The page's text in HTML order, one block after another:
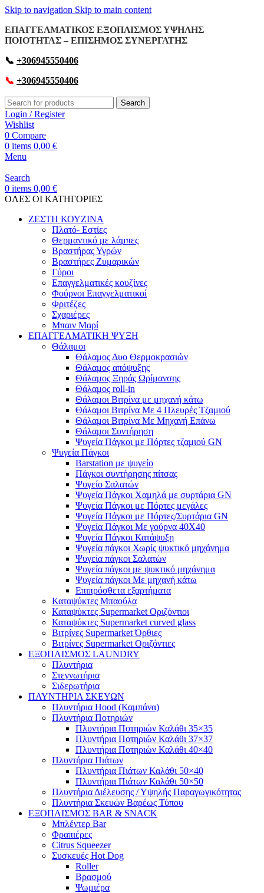
Skip to navigation Skip to main content
ΕΠΑΓΓΕΛΜΑΤΙΚΟΣ ΕΞΟΠΛΙΣΜΟΣ ΥΨΗΛΗΣ
ΠΟΙΟΤΗΤΑΣ – ΕΠΙΣΗΜΟΣ ΣΥΝΕΡΓΑΤΗΣ
📞 +306945550406
📞 +306945550406
Search
Login / Register
Wishlist
0 Compare
0 items 0,00 €
Menu
Search
0 items 0,00 €
OΛΕΣ ΟΙ ΚΑΤΗΓΟΡΙΕΣ
ΖΕΣΤΗ ΚΟΥΖΙΝΑ
Πλατό- Εστίες
Θερμαντικό με λάμπες
Βραστήρας Υγρών
Βραστήρες Ζυμαρικών
Γύροι
Επαγγελματικές κουζίνες
Φούρνοι Επαγγελματικοί
Φριτέζες
Σχαριέρες
Μπαιν Μαρί
ΕΠΑΓΓΕΛΜΑΤΙΚΗ ΨΥΞΗ
Θάλαμοι
Θάλαμος Δυο Θερμοκρασιών
Θάλαμος απόψυξης
Θάλαμος Ξηράς Ωρίμανσης
Θάλαμος roll-in
Θάλαμοι Βιτρίνα με μηχανή κάτω
Θάλαμοι Βιτρίνα Με 4 Πλευρές Τζαμιού
Θάλαμοι Βιτρίνα Με Μηχανή Επάνω
Θάλαμοι Συντήρηση
Ψυγεία Πάγκοι με Πόρτες τζαμιού GN
Ψυγεία Πάγκοι
Barstation με ψυγείο
Πάγκοι συντήρησης πίτσας
Ψυγείο Σαλατών
Ψυγεία Πάγκοι Χαμηλά με συρτάρια GN
Ψυγεία Πάγκοι με Πόρτες μεγάλες
Ψυγεία Πάγκοι με Πόρτες/Συρτάρια GN
Ψυγεία Πάγκοι Με γούρνα 40Χ40
Ψυγεία Πάγκοι Κατάψυξη
Ψυγεία πάγκοι Χωρίς ψυκτικό μηχάνημα
Ψυγεία πάγκοι Σαλατών
Ψυγεία πάγκοι με ψυκτικό μηχάνημα
Ψυγεία πάγκοι Με μηχανή κάτω
Επιπρόσθετα εξαρτήματα
Καταψύκτες Μπαούλα
Καταψύκτες Supermarket Οριζόντιοι
Καταψύκτες Supermarket curved glass
Βιτρίνες Supermarket Όρθιες
Βιτρίνες Supermarket Οριζόντιες
ΕΞΟΠΛΙΣΜΟΣ LAUNDRY
Πλυντήρια
Στεγνωτήρια
Σιδερωτήρια
ΠΛΥΝΤΗΡΙΑ ΣΚΕΥΩΝ
Πλυντήρια Hood (Καμπάνα)
Πλυντήρια Ποτηριών
Πλυντήρια Ποτηριών Καλάθι 35×35
Πλυντήρια Ποτηριών Καλάθι 37×37
Πλυντήρια Ποτηριών Καλάθι 40×40
Πλυντήρια Πιάτων
Πλυντήρια Πιάτων Καλάθι 50×40
Πλυντήρια Πιάτων Καλάθι 50×50
Πλυντήρια Διέλευσης / Υψηλής Παραγωγικότητας
Πλυντήρια Σκευών Βαρέως Τύπου
ΕΞΟΠΛΙΣΜΟΣ BAR & SNACK
Μπλέντερ Bar
Φραπιέρες
Citrus Squeezer
Συσκευές Hot Dog
Roller
Βρασμού
Ψωμιέρα